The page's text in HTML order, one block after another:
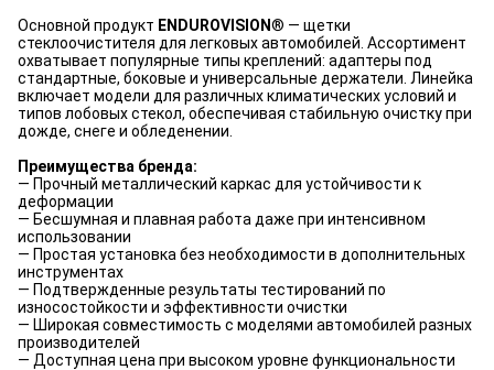
Основной продукт ENDUROVISION® — щетки
стеклоочистителя для легковых автомобилей. Ассортимент
охватывает популярные типы креплений: адаптеры под
стандартные, боковые и универсальные держатели. Линейка
включает модели для различных климатических условий и
типов лобовых стекол, обеспечивая стабильную очистку при
дожде, снеге и обледенении.
Преимущества бренда:
— Прочный металлический каркас для устойчивости к
деформации
— Бесшумная и плавная работа даже при интенсивном
использовании
— Простая установка без необходимости в дополнительных
инструментах
— Подтвержденные результаты тестирований по
износостойкости и эффективности очистки
— Широкая совместимость с моделями автомобилей разных
производителей
— Доступная цена при высоком уровне функциональности